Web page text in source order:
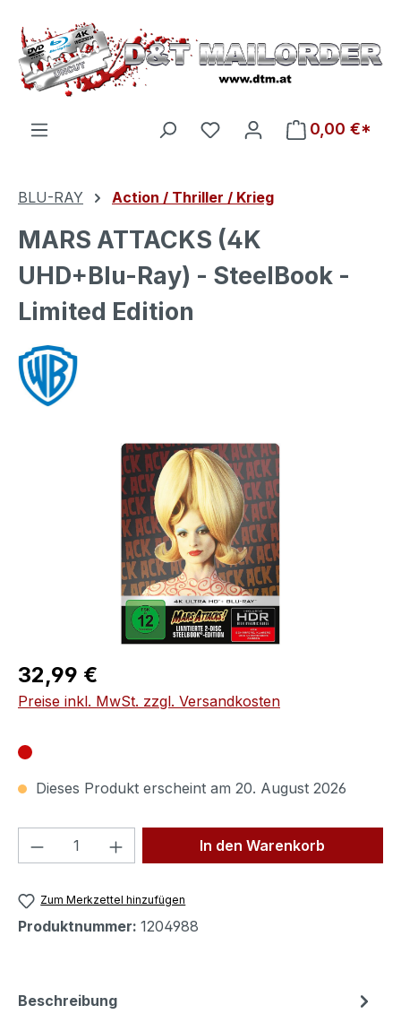
Zum Hauptinhalt springen
Du hast 0 Produkte auf
0,00 €*
BLU-RAY Action / Thriller / Krieg
MARS ATTACKS (4K
UHD+Blu-Ray) - SteelBook -
Limited Edition
Bildergalerie überspringen
Regulärer Preis:
32,99 €
Preise inkl. MwSt. zzgl. Versandkosten
Dieses Produkt erscheint am 20. August 2026
Produkt Anzahl: Gib denIn den Warenkorb
Zum Merkzettel hinzufügen
Produktnummer: 1204988
Beschreibung